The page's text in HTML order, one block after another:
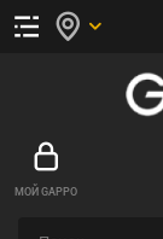
МОЙ GAPPO